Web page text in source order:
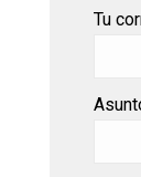
Tu